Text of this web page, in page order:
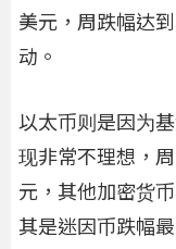
美元，周跌幅达
动。
以太币则是因为
现非常不理想，
元，其他加密货
其是迷因币跌幅